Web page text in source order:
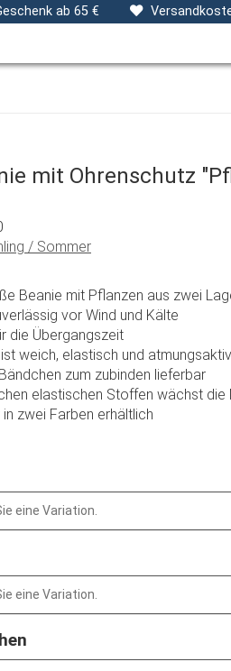
ab 65 € Stoffe
mit Ohrenschutz
/ Sommer
Beanie mit Pflanzen aus zwei
vor Wind und Kälte
die Übergangszeit
weich, elastisch und atmungsaktiv
zum zubinden lieferbar
elastischen Stoffen wächst die
zwei Farben erhältlich
eine Variation.
eine Variation.